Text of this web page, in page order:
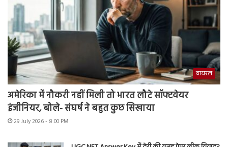
वायरल
अमेरिका में नौकरी नहीं मिली तो भारत लौटे सॉफ्टवेयर
इंजीनियर, बोले- संघर्ष ने बहुत कुछ सिखाया
29 July 2026 - 8:00 PM